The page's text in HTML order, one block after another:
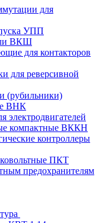
для
УПП
ВКШ
для контакторов
для реверсивной
(рубильники)
ВНК
компактные ВККН
контроллеры
ПКТ
предохранителям